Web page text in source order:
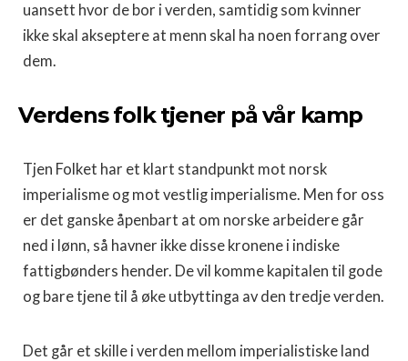
uansett hvor de bor i verden, samtidig som kvinner
ikke skal akseptere at menn skal ha noen forrang over
dem.
Verdens folk tjener på vår kamp
Tjen Folket har et klart standpunkt mot norsk
imperialisme og mot vestlig imperialisme. Men for oss
er det ganske åpenbart at om norske arbeidere går
ned i lønn, så havner ikke disse kronene i indiske
fattigbønders hender. De vil komme kapitalen til gode
og bare tjene til å øke utbyttinga av den tredje verden.
Det går et skille i verden mellom imperialistiske land